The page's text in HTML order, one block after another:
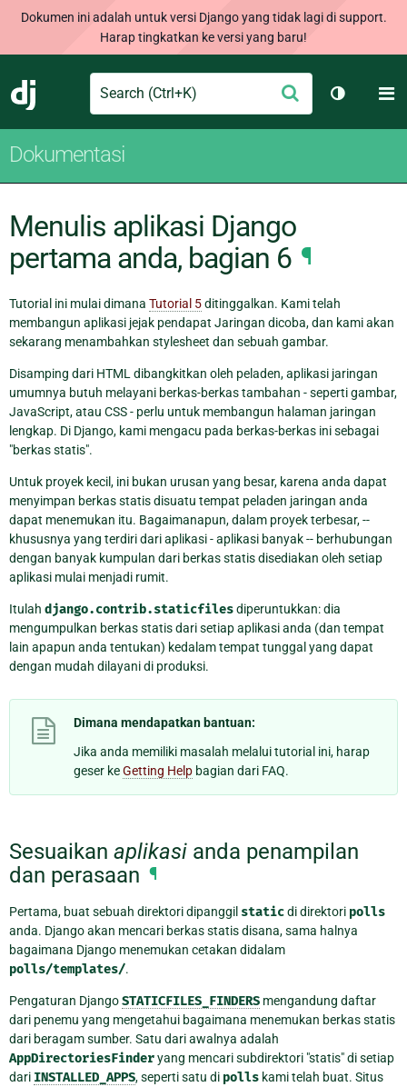
Dokumen ini adalah untuk versi Django yang tidak lagi di support.
Harap tingkatkan ke versi yang baru!
Django
Search Ajukan
Ganti
Dokumentasi
Menulis aplikasi Django
pertama anda, bagian 6 ¶
Tutorial ini mulai dimana Tutorial 5ditinggalkan. Kami telah
membangun aplikasi jejak pendapat Jaringan dicoba, dan kami akan
sekarang menambahkan stylesheet dan sebuah gambar.
Disamping dari HTML dibangkitkan oleh peladen, aplikasi jaringan
umumnya butuh melayani berkas-berkas tambahan - seperti gambar,
JavaScript, atau CSS - perlu untuk membangun halaman jaringan
lengkap. Di Django, kami mengacu pada berkas-berkas ini sebagai
"berkas statis".
Untuk proyek kecil, ini bukan urusan yang besar, karena anda dapat
menyimpan berkas statis disuatu tempat peladen jaringan anda
dapat menemukan itu. Bagaimanapun, dalam proyek terbesar, --
khususnya yang terdiri dari aplikasi - aplikasi banyak -- berhubungan
dengan banyak kumpulan dari berkas statis disediakan oleh setiap
aplikasi mulai menjadi rumit.
Itulah django.contrib.staticfilesdiperuntukkan: dia
mengumpulkan berkas statis dari setiap aplikasi anda (dan tempat
lain apapun anda tentukan) kedalam tempat tunggal yang dapat
dengan mudah dilayani di produksi.
Dimana mendapatkan bantuan:
Jika anda memiliki masalah melalui tutorial ini, harap
geser keGetting Help bagian dari FAQ.
Sesuaikan aplikasi anda penampilan
dan perasaan ¶
Pertama, buat sebuah direktori dipanggil staticdi direktori polls
anda. Django akan mencari berkas statis disana, sama halnya
bagaimana Django menemukan cetakan didalam
polls/templates/.
Pengaturan DjangoSTATICFILES_FINDERS mengandung daftar
dari penemu yang mengetahui bagaimana menemukan berkas statis
dari beragam sumber. Satu dari awalnya adalah
AppDirectoriesFinderyang mencari subdirektori "statis" di setiap
dari INSTALLED_APPS, seperti satu di polls kami telah buat. Situs